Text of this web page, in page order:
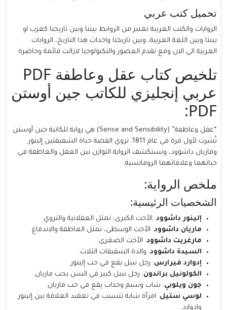
تحميل كتب عربي
الروايات والكتب العربية تعتبر من الروابط بيننا وبين تاريخنا كعرب او
بيننا وبين اللغة العربية، وبين تاريخنا واحداث هذا التاريخ، الروايات
العربية الي الان ومع تقدم العصور والتكنولوجيا لازالت قائمة وحاضرة
تلخيص كتاب عقل وعاطفة PDF
عربي إنجليزي للكاتب جين أوستن
PDF:
“عقل وعاطفة” (Sense and Sensibility) هي رواية للكاتبة جين أوستن
نُشرت لأول مرة في عام 1811. تروي القصة حياة الشقيقتين إلينور
وماريان داشوود، وتستكشف الرواية التوازن بين العقل والعاطفة في
حياتهما وعلاقاتهما الرومانسية.
ملخص الرواية:
الشخصيات الرئيسية:
إلينور داشوود: الأخت الكبرى، تمثل العقلانية والتروي.
ماريان داشوود: الأخت الوسطى، تمثل العاطفة والاندفاع.
مارغريت داشوود: الأخت الصغرى.
السيدة داشوود: والدة الشقيقات الثلاث.
إدوارد فيرارس: رجل نبيل يقع في حب إلينور.
الكولونيل براندون: رجل نبيل كبير في السن يحب ماريان.
جون ويلوبي: شاب وسيم وجذاب يقع في حب ماريان.
لوسي ستيل: امرأة شابة تتسبب في تعقيد العلاقة بين إلينور
وإدوارد.